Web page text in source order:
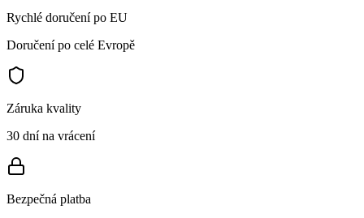
Rychlé doručení po EU
Doručení po celé Evropě
Záruka kvality
30 dní na vrácení
Bezpečná platba